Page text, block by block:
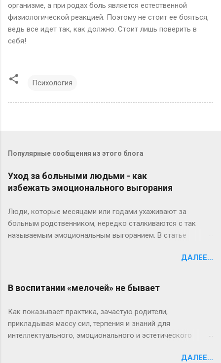
организме, а при родах боль является естественной
физиологической реакцией. Поэтому не стоит ее бояться,
ведь все идет так, как должно. Стоит лишь поверить в
себя!
Психология
Популярные сообщения из этого блога
Уход за больными людьми - как
избежать эмоционального выгорания
Люди, которые месяцами или годами ухаживают за
больным родственником, нередко сталкиваются с так
называемым эмоциональным выгоранием. В статье
которые помогут вам избежать этого тяжелого состояния.
1. Выделяйте время для себя. Ежедневно посвящая себя
заботе о больном, не забывайте уделять себе хотя бы
завтраком, выбирайтесь на 20 минут прогуляться по двору,
ходите в кино или занимайтесь своим хобби. Но этот
небольшой промежуток времени должен быть только ваш.
Снизив свой уровень стресса, вы будете лучше ухаживать
ДАЛЕЕ...
В воспитании «мелочей» не бывает
Как показывает практика, зачастую родители,
прикладывая массу сил, терпения и знаний для
интеллектуального, эмоционального и эстетического
ДАЛЕЕ...